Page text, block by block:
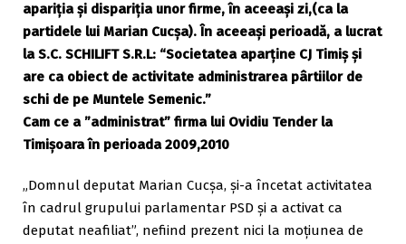
apariția și dispariția unor firme, în aceeași zi,(ca la
partidele lui Marian Cucșa). În aceeași perioadă, a lucrat
la S.C. SCHILIFT S.R.L: “Societatea aparţine CJ Timiş şi
are ca obiect de activitate administrarea pârtiilor de
schi de pe Muntele Semenic.”
Cam ce a ”administrat” firma lui Ovidiu Tender la
Timișoara în perioada 2009,2010
„Domnul deputat Marian Cucşa, și-a încetat activitatea
în cadrul grupului parlamentar PSD şi a activat ca
deputat neafiliat”, nefiind prezent nici la moțiunea de